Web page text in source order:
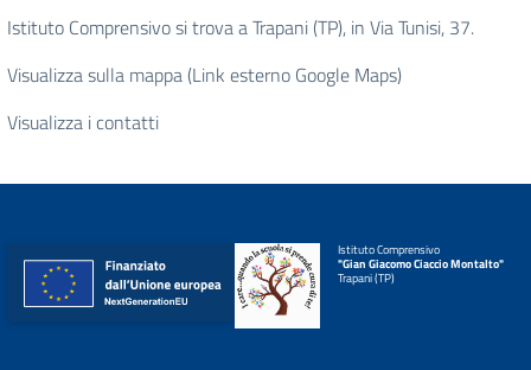
Istituto Comprensivo si trova a Trapani (TP), in Via Tunisi, 37.
Visualizza sulla mappa (Link esterno Google Maps)
Visualizza i contatti
Istituto Comprensivo
"Gian Giacomo Ciaccio Montalto"
Trapani (TP)